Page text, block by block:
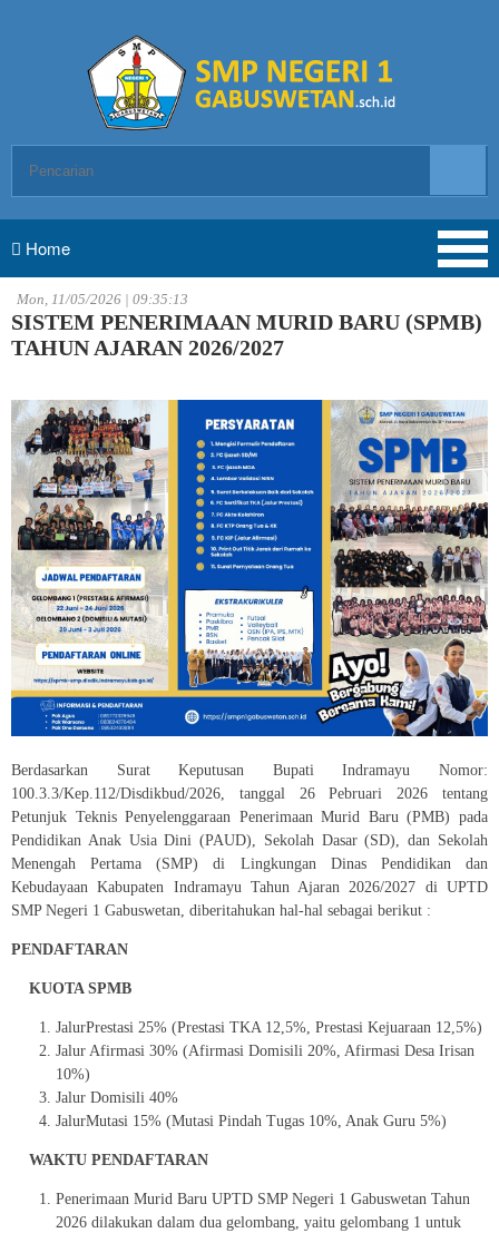
Home
Mon, 11/05/2026 | 09:35:13
SISTEM PENERIMAAN MURID BARU (SPMB)
TAHUN AJARAN 2026/2027
Berdasarkan Surat Keputusan Bupati Indramayu Nomor:
100.3.3/Kep.112/Disdikbud/2026, tanggal 26 Pebruari 2026 tentang
Petunjuk Teknis Penyelenggaraan Penerimaan Murid Baru (PMB) pada
Pendidikan Anak Usia Dini (PAUD), Sekolah Dasar (SD), dan Sekolah
Menengah Pertama (SMP) di Lingkungan Dinas Pendidikan dan
Kebudayaan Kabupaten Indramayu Tahun Ajaran 2026/2027 di UPTD
SMP Negeri 1 Gabuswetan, diberitahukan hal-hal sebagai berikut :
PENDAFTARAN
KUOTA SPMB
JalurPrestasi 25% (Prestasi TKA 12,5%, Prestasi Kejuaraan 12,5%)
Jalur Afirmasi 30% (Afirmasi Domisili 20%, Afirmasi Desa Irisan
10%)
Jalur Domisili 40%
JalurMutasi 15% (Mutasi Pindah Tugas 10%, Anak Guru 5%)
WAKTU PENDAFTARAN
Penerimaan Murid Baru UPTD SMP Negeri 1 Gabuswetan Tahun
2026 dilakukan dalam dua gelombang, yaitu gelombang 1 untuk